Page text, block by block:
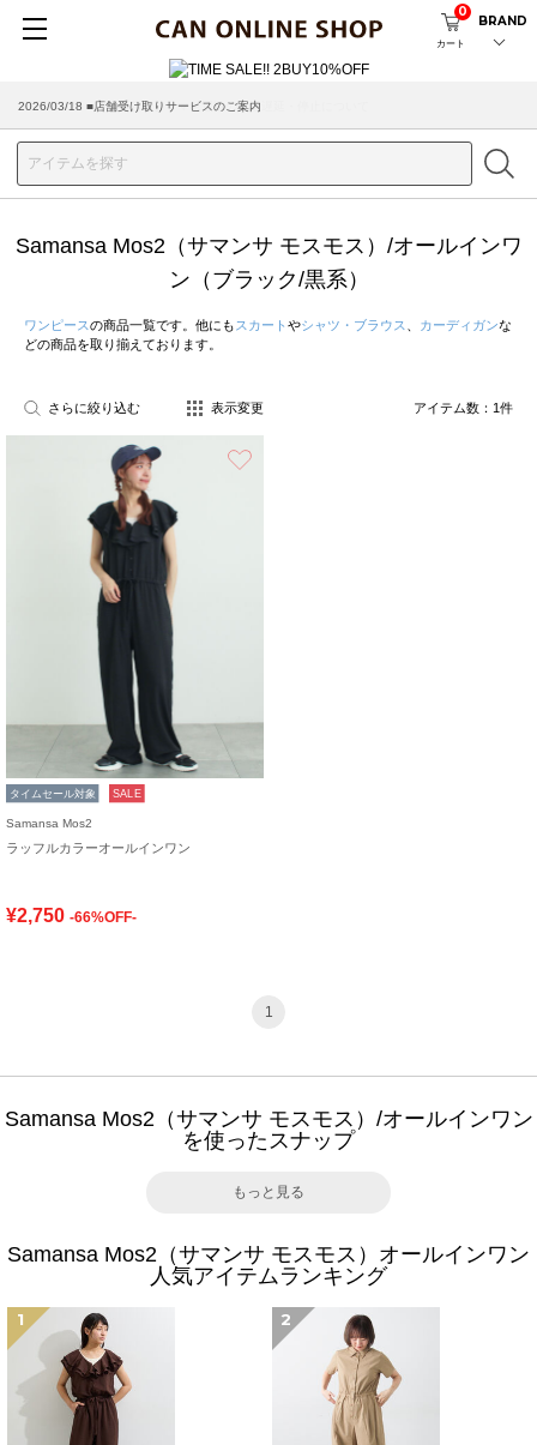
カート
0
BRAND
2026/03/18 ■店舗受け取りサービスのご案内
Samansa Mos2（サマンサ モスモス）/オールインワ
ン（ブラック/黒系）
ワンピースの商品一覧です。他にも スカート やシャツ・ブラウス カーディガンな
どの商品を取り揃えております。
さらに絞り込む 表示変更 アイテム数： 1件
タイムセール対象 SALE
Samansa Mos2
ラッフルカラーオールインワン
¥2,750 -66%OFF-
1
Samansa Mos2（サマンサ モスモス）/オールインワン
を使ったスナップ
もっと見る
Samansa Mos2（サマンサ モスモス）オールインワン
人気アイテムランキング
1 2